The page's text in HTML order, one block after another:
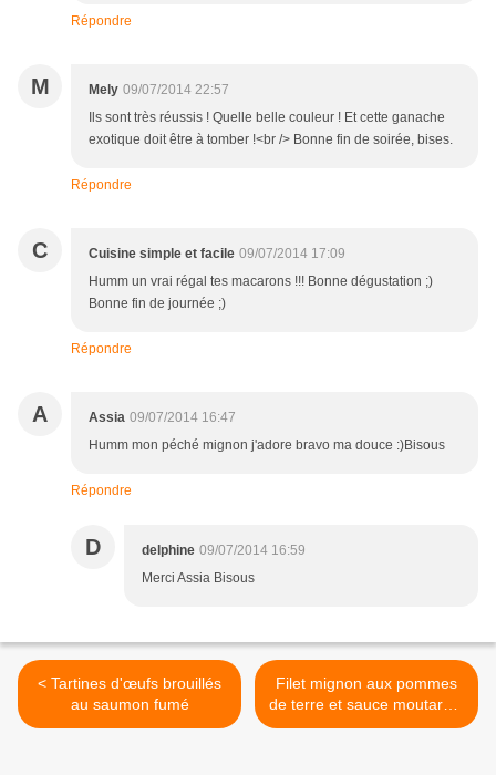
Répondre
M Mely 09/07/2014 22:57
Ils sont très réussis ! Quelle belle couleur ! Et cette ganache
exotique doit être à tomber !<br /> Bonne fin de soirée, bises.
Répondre
C Cuisine simple et facile 09/07/2014 17:09
Humm un vrai régal tes macarons !!! Bonne dégustation ;)
Bonne fin de journée ;)
Répondre
A Assia 09/07/2014 16:47
Humm mon péché mignon j'adore bravo ma douce :)Bisous
Répondre
D delphine 09/07/2014 16:59
Merci Assia Bisous
< Tartines d'œufs brouillés
au saumon fumé
Filet mignon aux pommes
de terre et sauce moutarde.
>